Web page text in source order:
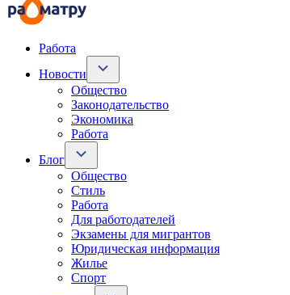
Работа
Новости
Общество
Законодательство
Экономика
Работа
Блог
Общество
Стиль
Работа
Для работодателей
Экзамены для мигрантов
Юридическая информация
Жилье
Спорт